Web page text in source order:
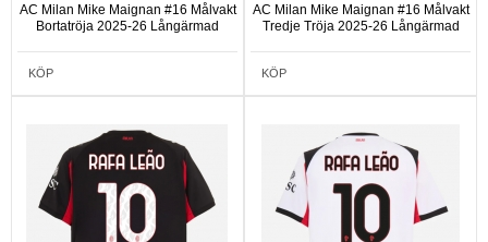
AC Milan Mike Maignan #16 Målvakt
Bortatröja 2025-26 Långärmad
KÖP
AC Milan Mike Maignan #16 Målvakt
Tredje Tröja 2025-26 Långärmad
KÖP